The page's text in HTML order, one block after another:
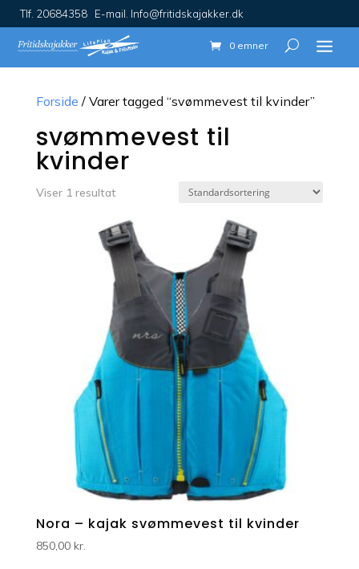
Tlf. 20684358 E-mail. Info@fritidskajakker.dk
0 emner
Forside / Varer tagged “svømmevest til kvinder”
svømmevest til
kvinder
Viser 1 resultat
Nora – kajak svømmevest til kvinder
850,00 kr.